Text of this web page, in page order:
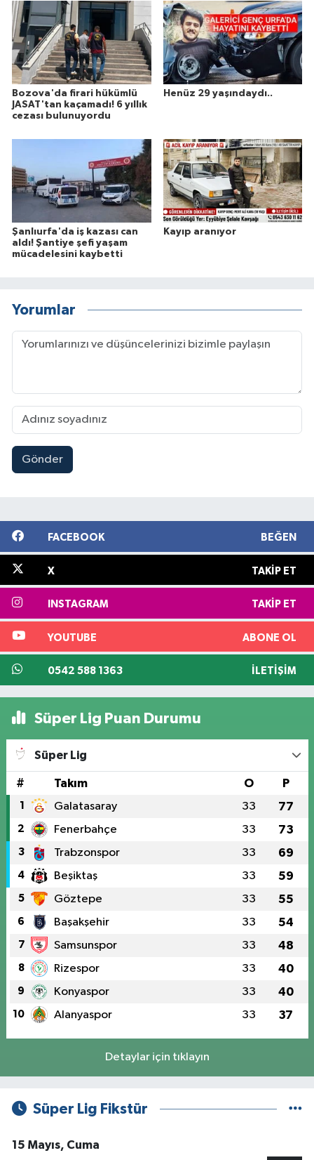
Bozova'da firari hükümlü
JASAT'tan kaçamadı! 6 yıllık
cezası bulunuyordu
Henüz 29 yaşındaydı..
Şanlıurfa'da iş kazası can
aldı! Şantiye şefi yaşam
mücadelesini kaybetti
Kayıp aranıyor
Yorumlar
Gönder
FACEBOOK BEĞEN
X TAKIP ET
INSTAGRAM TAKIP ET
YOUTUBE ABONE OL
0542 588 1363 İLETIŞIM
Süper Lig Puan Durumu
Süper Lig
# Takım O P
1 Galatasaray 33 77
2 Fenerbahçe 33 73
3 Trabzonspor 33 69
4 Beşiktaş 33 59
5 Göztepe 33 55
6 Başakşehir 33 54
7 Samsunspor 33 48
8 Rizespor 33 40
9 Konyaspor 33 40
10 Alanyaspor 33 37
Detaylar için tıklayın
Süper Lig Fikstür
15 Mayıs, Cuma